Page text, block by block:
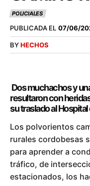
POLICIALES
PUBLICADA EL 07/06/
BYHECHOS
Dos muchachos y
resultaron con
su traslado al
Los polvorientos
rurales cordobesas
para aprender a
tráfico, de
estacionados, los